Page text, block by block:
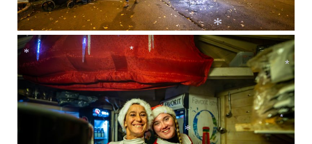
*
*
*
*
*
*
*
*
*